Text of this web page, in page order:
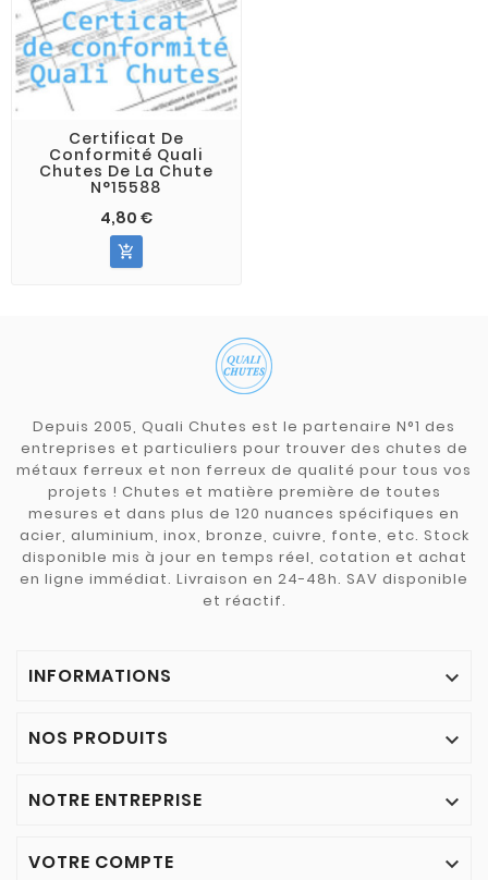
Certificat De
Conformité Quali
Chutes De La Chute
N°15588
4,80 €

Depuis 2005, Quali Chutes est le partenaire N°1 des
entreprises et particuliers pour trouver des chutes de
métaux ferreux et non ferreux de qualité pour tous vos
projets ! Chutes et matière première de toutes
mesures et dans plus de 120 nuances spécifiques en
acier, aluminium, inox, bronze, cuivre, fonte, etc. Stock
disponible mis à jour en temps réel, cotation et achat
en ligne immédiat. Livraison en 24-48h. SAV disponible
et réactif.
INFORMATIONS 
NOS PRODUITS 
NOTRE ENTREPRISE 
VOTRE COMPTE 